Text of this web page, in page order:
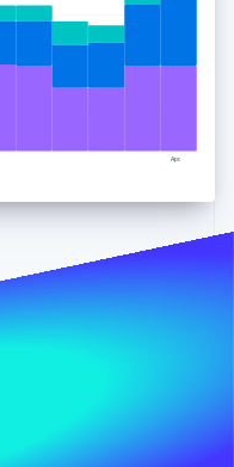
Lösungen für die
Apr.